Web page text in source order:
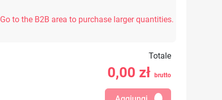
Go to the B2B area to purchase larger quantities.
Totale
0,00 zł brutto